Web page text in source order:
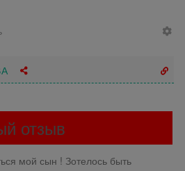
отзыв
мой сын ! Зотелось быть